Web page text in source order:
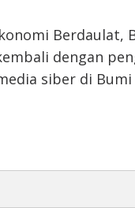
Berdaulat,
dengan
siber di Bumi